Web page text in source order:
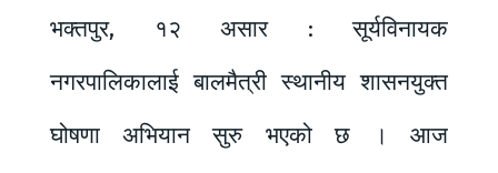
भक्तपुर, १२ असार : सूर्यविनायक
नगरपालिकालाई बालमैत्री स्थानीय शासनयुक्त
घोषणा अभियान सुरु भएको छ । आज